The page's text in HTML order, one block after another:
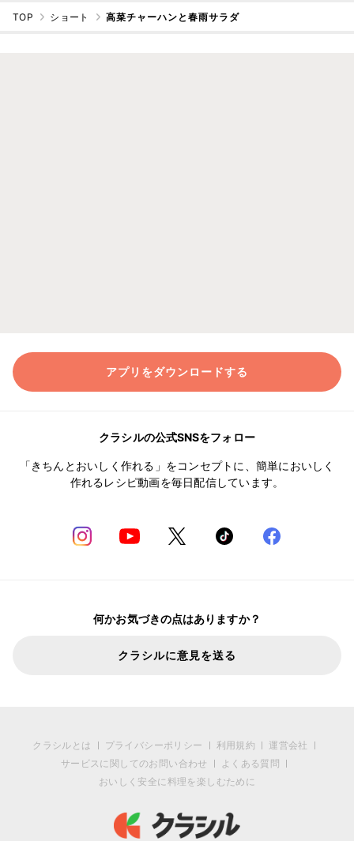
TOP ショート 高菜チャーハンと春雨サラダ
アプリをダウンロードする
クラシルの公式SNSをフォロー
「きちんとおいしく作れる」をコンセプトに、簡単においしく
作れるレシピ動画を毎日配信しています。
何かお気づきの点はありますか？
クラシルに意見を送る
クラシルとは プライバシーポリシー 利用規約
運営会社
サービスに関してのお問い合わせ
よくある質問
おいしく安全に料理を楽しむために